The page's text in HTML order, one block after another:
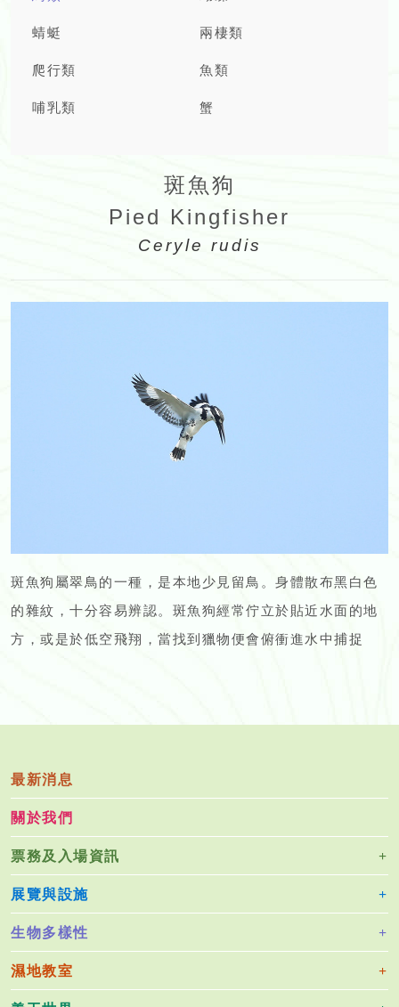
蜻蜓 兩棲類
爬行類 魚類
哺乳類 蟹
斑魚狗
Pied Kingfisher
Ceryle rudis
斑魚狗屬翠鳥的一種，是本地少見留鳥。身體散布黑白色
的雜紋，十分容易辨認。斑魚狗經常佇立於貼近水面的地
方，或是於低空飛翔，當找到獵物便會俯衝進水中捕捉
最新消息
關於我們
票務及入場資訊
展覽與設施
生物多樣性
濕地教室